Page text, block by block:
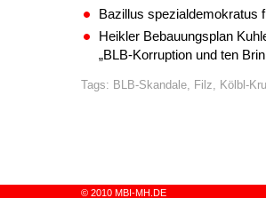
Bazillus
Heikler Bebauungsplan
„BLB-Korruption und ten
Tags: BLB-Skandale, Filz, Kölbl-
© 2010 MBI-MH.DE